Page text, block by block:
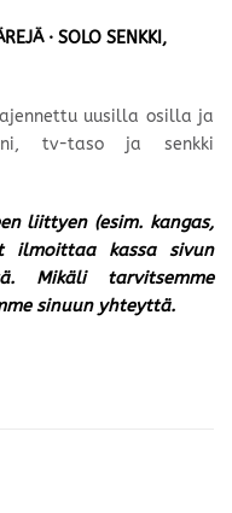
· SOLO SENKKI,
uusilla osilla ja
tv-taso ja senkki
liittyen (esim. kangas,
kassa sivun
Mikäli tarvitsemme
sinuun yhteyttä.